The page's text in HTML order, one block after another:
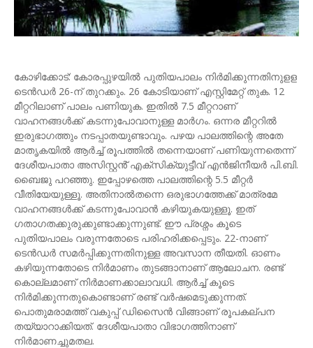
കോഴിക്കോട്: കോരപ്പുഴയിൽ പുതിയപാലം നിർമിക്കുന്നതിനുളള
ടെൻഡർ 26-ന് തുറക്കും. 26 കോടിയാണ് എസ്റ്റിമേറ്റ് തുക. 12
മീറ്ററിലാണ് പാലം പണിയുക. ഇതിൽ 7.5 മീറ്ററാണ്
വാഹനങ്ങൾക്ക് കടന്നുപോവാനുള്ള മാർഗം. ഒന്നര മീറ്ററിൽ
ഇരുഭാഗത്തും നടപ്പാതയുണ്ടാവും. പഴയ പാലത്തിന്റെ അതേ
മാതൃകയിൽ ആർച്ച് രൂപത്തിൽ തന്നെയാണ് പണിയുന്നതെന്ന്
ദേശീയപാതാ അസിസ്റ്റൻ് എക്സിക്യുട്ടീവ് എൻജിനീയർ പി.ബി.
ബൈജു പറഞ്ഞു. ഇപ്പോഴത്തെ പാലത്തിന്റെ 5.5 മീറ്റർ
വീതിയേയുള്ളൂ. അതിനാൽതന്നെ ഒരുഭാഗത്തേക്ക് മാത്രമേ
വാഹനങ്ങൾക്ക് കടന്നുപോവാൻ കഴിയുകയുള്ളൂ. ഇത്
ഗതാഗതക്കുരുക്കുണ്ടാക്കുന്നുണ്ട്. ഈ പ്രശ്നം കൂടെ
പുതിയപാലം വരുന്നതോടെ പരിഹരിക്കപ്പെടും. 22-നാണ്
ടെൻഡർ സമർപ്പിക്കുന്നതിനുള്ള അവസാന തീയതി. ഓണം
കഴിയുന്നതോടെ നിർമാണം തുടങ്ങാനാണ് ആലോചന. രണ്ട്
കൊല്ലമാണ് നിർമാണക്കാലാവധി. ആർച്ച് കൂടെ
നിർമിക്കുന്നതുകൊണ്ടാണ് രണ്ട് വർഷമെടുക്കുന്നത്.
പൊതുമരാമത്ത് വകുപ്പ് ഡിസൈൻ വിങ്ങാണ് രൂപകല്പന
തയ്യാറാക്കിയത്. ദേശീയപാതാ വിഭാഗത്തിനാണ്
നിർമാണച്ചുമതല.